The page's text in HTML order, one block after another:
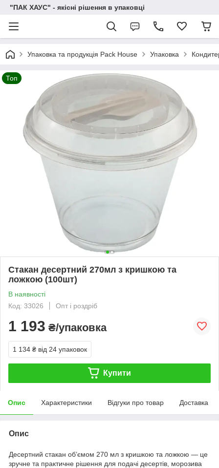
"ПАК ХАУС" - якісні рішення в упаковці
Упаковка та продукція Pack House Упаковка
Топ
Стакан десертний 270мл з кришкою та
ложкою (100шт)
В наявності
Код: 33026
Опт і роздріб
1 193 ₴/упаковка
1 134 ₴ від 24 упаковок
Купити
Опис Характеристики Відгуки про товар Доставка
Опис
Десертний стакан об’ємом 270 мл з кришкою та ложкою — це
зручне та практичне рішення для подачі десертів, морозива